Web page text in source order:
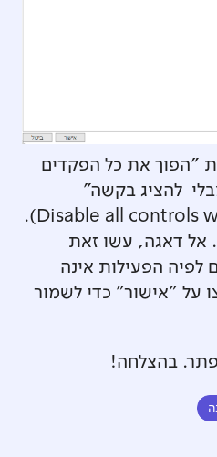
"הפוך את כל הפקדים
להציג בקשה"
(Disable all controls without notification).
אל דאגה, עשו זאת
לפיה הפעילות אינה
על "אישור" כדי לשמור
בהצלחה!